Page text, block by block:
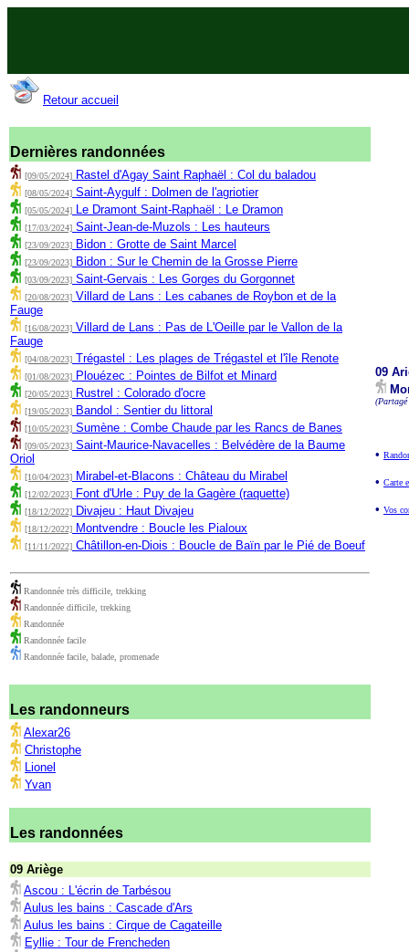
Retour accueil
Dernières randonnées
[09/05/2024] Rastel d'Agay Saint Raphaël : Col du baladou
[08/05/2024] Saint-Aygulf : Dolmen de l'agriotier
[05/05/2024] Le Dramont Saint-Raphaël : Le Dramon
[17/03/2024] Saint-Jean-de-Muzols : Les hauteurs
[23/09/2023] Bidon : Grotte de Saint Marcel
[23/09/2023] Bidon : Sur le Chemin de la Grosse Pierre
[03/09/2023] Saint-Gervais : Les Gorges du Gorgonnet
[20/08/2023] Villard de Lans : Les cabanes de Roybon et de la
Fauge
[16/08/2023] Villard de Lans : Pas de L'Oeille par le Vallon de la
Fauge
[04/08/2023] Trégastel : Les plages de Trégastel et l'île Renote
[01/08/2023] Plouézec : Pointes de Bilfot et Minard
[20/05/2023] Rustrel : Colorado d'ocre
[19/05/2023] Bandol : Sentier du littoral
[10/05/2023] Sumène : Combe Chaude par les Rancs de Banes
[09/05/2023] Saint-Maurice-Navacelles : Belvédère de la Baume
Oriol
[10/04/2023] Mirabel-et-Blacons : Château du Mirabel
[12/02/2023] Font d'Urle : Puy de la Gagère (raquette)
[18/12/2022] Divajeu : Haut Divajeu
[18/12/2022] Montvendre : Boucle les Pialoux
[11/11/2022] Châtillon-en-Diois : Boucle de Baïn par le Pié de Boeuf
Randonnée très difficile, trekking
Randonnée difficile, trekking
Randonnée
Randonnée facile
Randonnée facile, balade, promenade
Les randonneurs
Alexar26
Christophe
Lionel
Yvan
Les randonnées
09 Ariège
Ascou : L'écrin de Tarbésou
Aulus les bains : Cascade d'Ars
Aulus les bains : Cirque de Cagateille
Eyllie : Tour de Frencheden
09
•
• Carte
• Vos